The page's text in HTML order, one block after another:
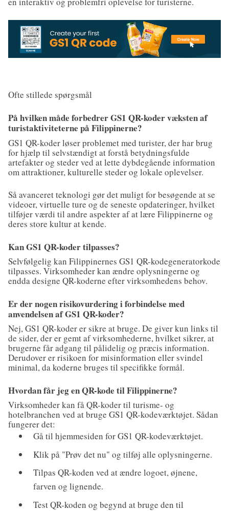
Ofte stillede spørgsmål
På hvilken måde forbedrer GS1 QR-koder væksten af
turistaktiviteterne på Filippinerne?
GS1 QR-koder løser problemet med turister, der har brug
for hjælp til selvstændigt at forstå betydningsfulde
artefakter og steder ved at lette dybdegående information
om attraktioner, kulturelle steder og lokale oplevelser.
Så avanceret teknologi gør det muligt for besøgende at se
videoer, virtuelle ture og de seneste opdateringer, hvilket
tilføjer værdi til andre aspekter af at lære Filippinerne og
deres store kultur at kende.
Kan GS1 QR-koder tilpasses?
Selvfølgelig kan Filippinernes GS1 QR-kodegeneratorkode
tilpasses. Virksomheder kan ændre oplysningerne og
endda designe QR-koderne efter virksomhedens behov.
Er der nogen risikovurdering i forbindelse med
anvendelsen af GS1 QR-koder?
Nej, GS1 QR-koder er sikre at bruge. De giver kun links til
de sider, der er gemt af virksomhederne, hvilket sikrer, at
brugerne får adgang til pålidelig og præcis information.
Derudover er risikoen for misinformation eller svindel
minimal, da koderne bruges til specifikke formål.
Hvordan får jeg en QR-kode til Filippinerne?
Virksomheder kan få QR-koder til turisme- og
hotelbranchen ved at bruge GS1 QR-kodeværktøjet. Sådan
fungerer det:
Gå til hjemmesiden for GS1 QR-kodeværktøjet.
Klik på "Prøv det nu" og tilføj alle oplysningerne.
Tilpas QR-koden ved at ændre logoet, øjnene,
farven og lignende.
Test QR-koden og begynd at bruge den til